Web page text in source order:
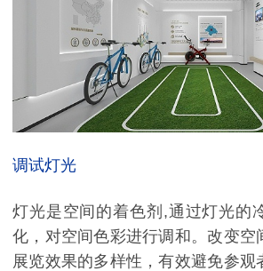
调试灯光
灯光是空间的着色剂 ,通过灯光的
化，对空间色彩进行调和。改变空
展览效果的多样性，有效避免参观